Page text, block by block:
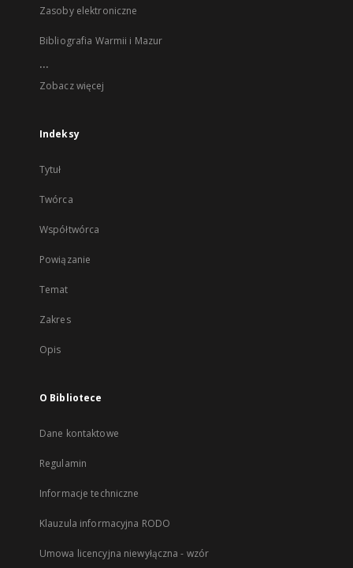
Zasoby elektroniczne
Bibliografia Warmii i Mazur
...
Zobacz więcej
Indeksy
Tytuł
Twórca
Współtwórca
Powiązanie
Temat
Zakres
Opis
O Bibliotece
Dane kontaktowe
Regulamin
Informacje techniczne
Klauzula informacyjna RODO
Umowa licencyjna niewyłączna - wzór